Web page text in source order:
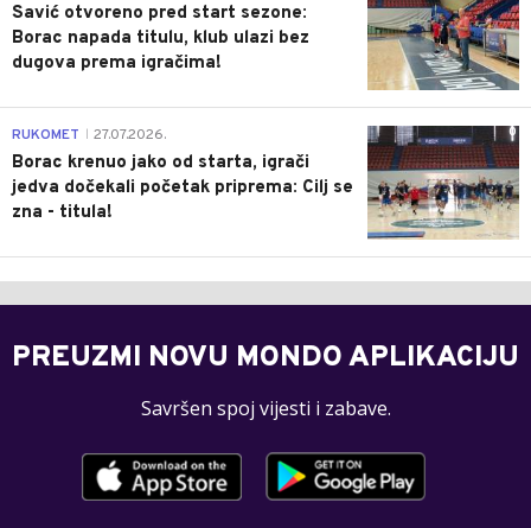
Savić otvoreno pred start sezone:
Borac napada titulu, klub ulazi bez
dugova prema igračima!
0
RUKOMET 27.07.2026.
Borac krenuo jako od starta, igrači
jedva dočekali početak priprema: Cilj se
zna - titula!
PREUZMI NOVU MONDO APLIKACIJU
Savršen spoj vijesti i zabave.